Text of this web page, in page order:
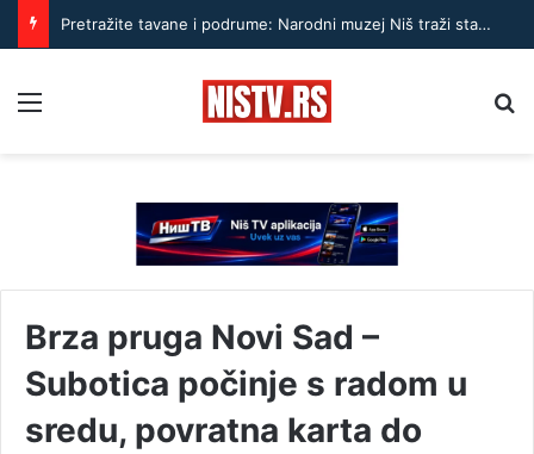
Pretražite tavane i podrume: Narodni muzej Niš traži stare igračke za izložbu „Od kamena do piksela“
Brza pruga Novi Sad –
Subotica počinje s radom u
sredu, povratna karta do